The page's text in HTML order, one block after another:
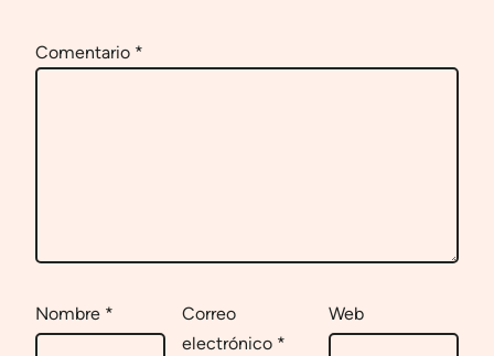
Comentario *
Nombre *
Correo
electrónico *
Web